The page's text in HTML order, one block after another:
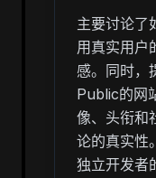
主要讨论了
用真实用户
感。同时，
Public的网
像、头衔和
论的真实性
独立开发者